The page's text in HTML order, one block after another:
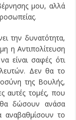
μου, αλλά
την δυνατότητα,
η Αντιπολίτευση
είναι σαφές ότι
Δεν θα το
της Βουλής,
αυτές τομές, που
θα δώσουν ανάσα
αναβαθμίσουν το